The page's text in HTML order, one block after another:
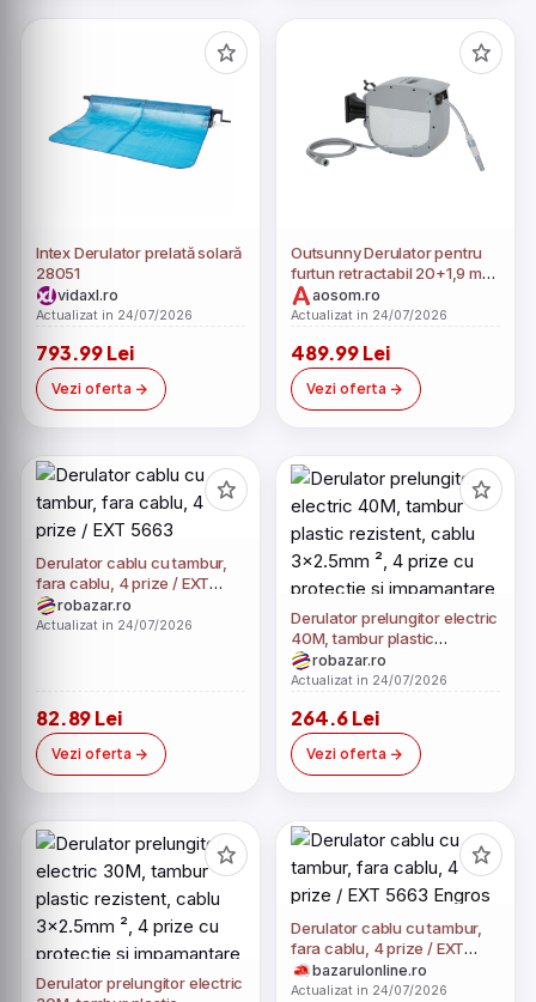
Intex Derulator prelată solară
28051
vidaxl.ro
Actualizat in 24/07/2026
793.99 Lei
Vezi oferta
Outsunny Derulator pentru
furtun retractabil 20+1,9 m
cu duză 2 moduri blocare
automată și retragere
Romania
aosom.ro
Actualizat in 24/07/2026
489.99 Lei
Vezi oferta
Derulator cablu cu tambur,
fara cablu, 4 prize / EXT
5663robazar.ro
Actualizat in 24/07/2026
82.89 Lei
Vezi oferta
Derulator prelungitor electric
40M, tambur plastic
rezistent, cablu 3x2.5mm ²,
4 prize cu protectie si
robazar.ro
Actualizat in 24/07/2026
264.6 Lei
Vezi oferta
Derulator prelungitor electric
Derulator cablu cu tambur,
fara cablu, 4 prize / EXT
5663 Engros
bazarulonline.ro
Actualizat in 24/07/2026